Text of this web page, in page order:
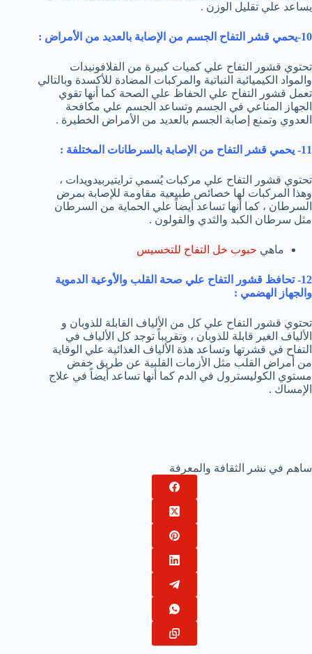
يساعد علي تقليل الوزن .
10-يحمي قشر التفاح الجسم من الإصابة بالعديد من الأمراض :
تحتوي قشور التفاح علي كميات كبيرة من الفلافونيدات
والمواد الكيميائية النباتية والمركبات المضادة للأكسدة وبالتالي
تعمل قشور التفاح علي الحفاظ علي الصحة كما أنها تقوي
الجهاز المناعي في الجسم وتساعد الجسم علي مكافحة
العدوي وتمنع إصابة الجسم بالعديد من الأمراض الخطيرة .
11- يحمي قشر التفاح من الإصابة بالسرطانات المختلفة :
تحتوي قشور التفاح علي مركبات يُسمي ترايتيربيدويدات ،
وهذا المركبات لها خصائص طبيعية مقاومة للإصابة بمرض
السرطان ، كما أنها تساعد أيضاً علي الحماية من السرطان
مثل سرطان الكبد والثدي والقولون .
ماهي حبوب خل التفاح للتخسيس
12- تحافظ قشور التفاح علي صحة القلب والأوعية الدموية
والجهاز الهضمي :
تحتوي قشور التفاح علي كل من الألياف القابلة للذوبان و
الألياف الغير قابلة للذوبان ، وتقريباً توجد كل الألياف في
التفاح في قشرتها وتساعد هذة الألياف الغذائية علي الوقاية
من أمراض القلب مثل الأزمات القلبية عن طريق خفض
مستوي الكوليسترول في الدم كما أنها تساعد أيضاً في علاج
الإمساك .
ساهم في نشر الثقافة والمعرفة